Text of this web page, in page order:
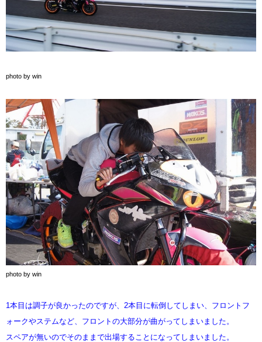
photo by win
photo by win
1本目は調子が良かったのですが、2本目に転倒してしまい、フロントフ
ォークやステムなど、フロントの大部分が曲がってしまいました。
スペアが無いのでそのままで出場することになってしまいました。